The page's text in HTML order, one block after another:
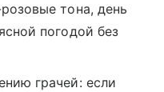
тона, день
погодой без
грачей: если